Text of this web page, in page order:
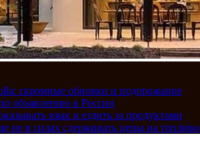
скромные обновки и подорожание
объявлению в России
язык и ездить за продуктами
не в силах сдерживать цены на топливо